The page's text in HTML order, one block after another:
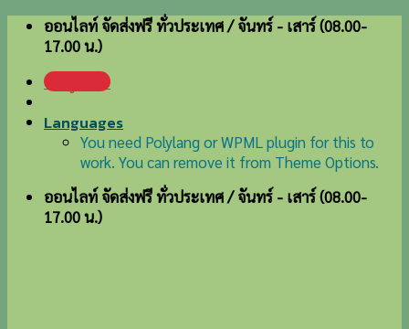
Skip ออนไลท์ จัดส่งฟรี ทั่วประเทศ / จันทร์ - เสาร์ (08.00-
17.00 น.)
เข้าสู่ระบบ
Languages
You need Polylang or WPML plugin for this to
work. You can remove it from Theme Options.
ออนไลท์ จัดส่งฟรี ทั่วประเทศ / จันทร์ - เสาร์ (08.00-
17.00 น.)